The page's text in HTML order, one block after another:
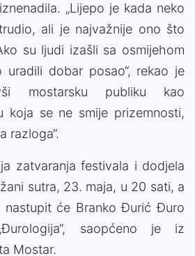
„Lijepo je kada neko
ali je najvažnije ono što
su ljudi izašli sa osmijehom
dobar posao“, rekao je
mostarsku publiku kao
koja se ne smije prizemnosti,
razloga“.
zatvaranja festivala i dodjela
sutra, 23. maja, u 20 sati, a
nastupit će Branko Đurić Đuro
saopćeno je iz
Mostar.